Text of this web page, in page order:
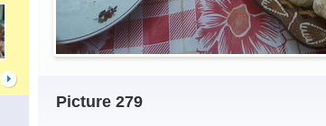
Picture 279